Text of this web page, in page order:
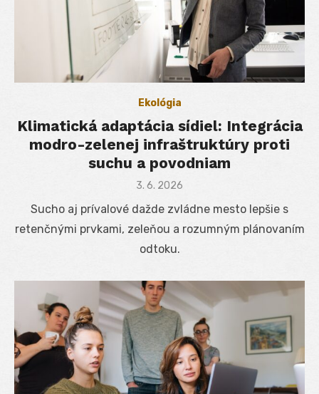
Ekológia
Klimatická adaptácia sídiel: Integrácia
modro-zelenej infraštruktúry proti
suchu a povodniam
Posted
3. 6. 2026
Sucho aj prívalové dažde zvládne mesto lepšie s
retenčnými prvkami, zeleňou a rozumným plánovaním
odtoku.